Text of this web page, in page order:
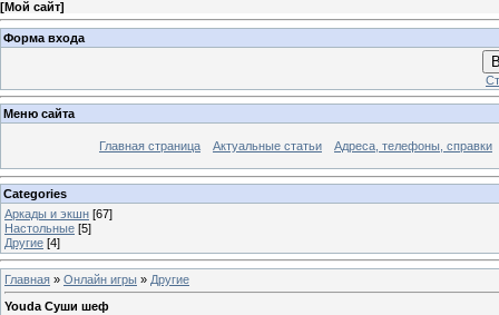
[Мой сайт]
Форма входа
Меню сайта
Главная страница Актуальные статьи Адреса, телефоны, справки
Categories
Аркады и экшн [67]
Настольные [5]
Другие [4]
Главная » Онлайн игры » Другие
Youda Суши шеф